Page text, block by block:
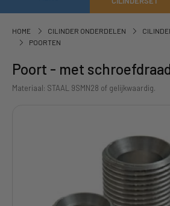
HOME CILINDER ONDERDELEN
POORTEN
Poort - met
Materiaal: STAAL 9SMN28 of gelijkwaardig.